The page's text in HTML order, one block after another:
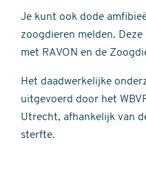
Je kunt ook dode
zoogdieren melden.
met RAVON en de
Het daadwerkelijke
uitgevoerd door het
Utrecht, afhankelijk van
sterfte.